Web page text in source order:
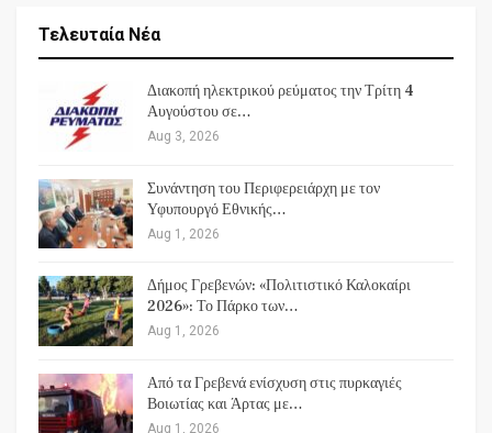
Τελευταία Νέα
Διακοπή ηλεκτρικού ρεύματος την Τρίτη 4
Αυγούστου σε…
Aug 3, 2026
Συνάντηση του Περιφερειάρχη με τον
Υφυπουργό Εθνικής…
Aug 1, 2026
Δήμος Γρεβενών: «Πολιτιστικό Καλοκαίρι
2026»: Το Πάρκο των…
Aug 1, 2026
Από τα Γρεβενά ενίσχυση στις πυρκαγιές
Βοιωτίας και Άρτας με…
Aug 1, 2026